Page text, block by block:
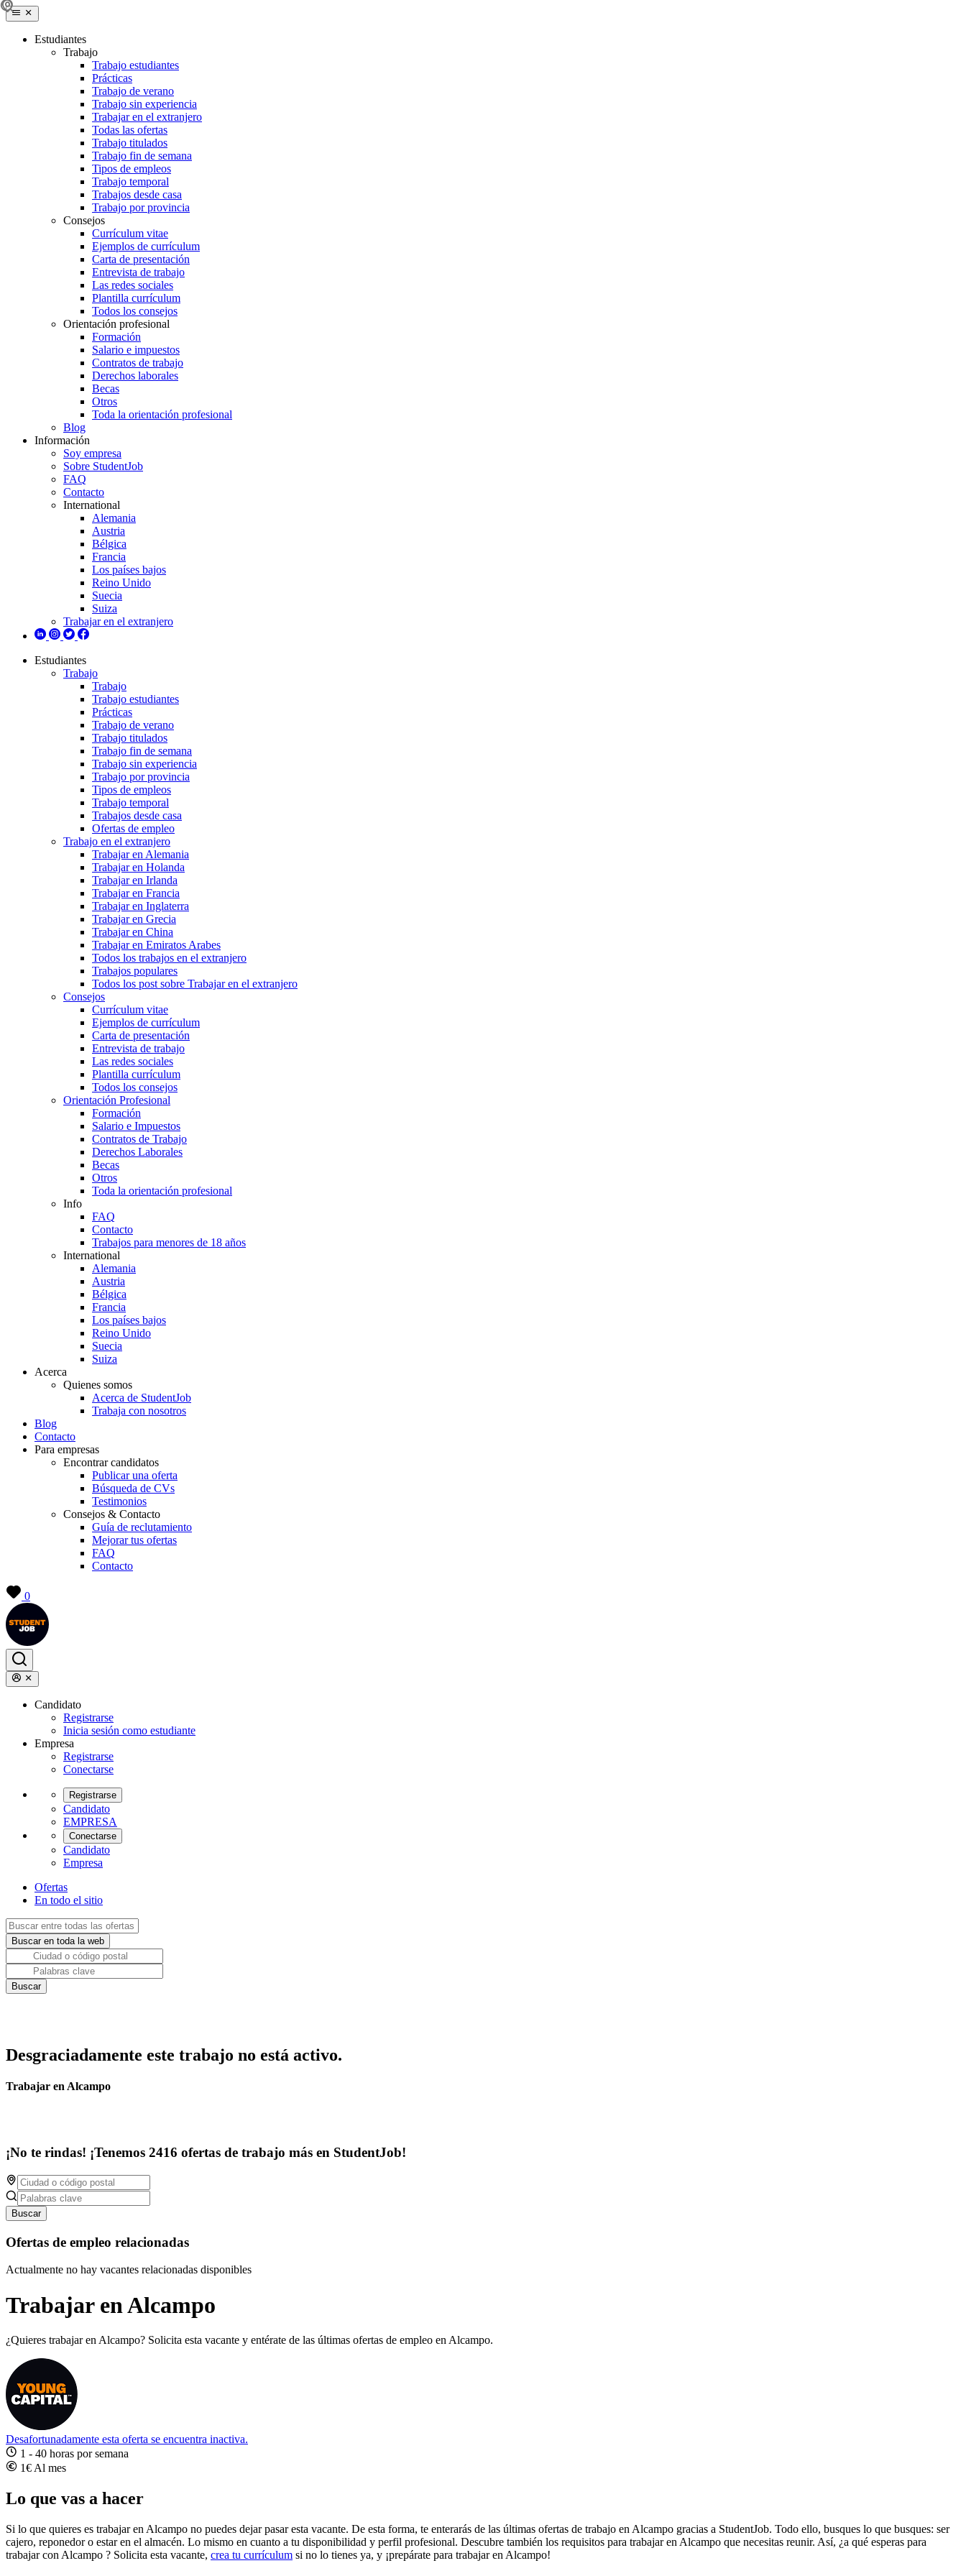
Estudiantes
Trabajo
Trabajo estudiantes
Prácticas
Trabajo de verano
Trabajo sin experiencia
Trabajar en el extranjero
Todas las ofertas
Trabajo titulados
Trabajo fin de semana
Tipos de empleos
Trabajo temporal
Trabajos desde casa
Trabajo por provincia
Consejos
Currículum vitae
Ejemplos de currículum
Carta de presentación
Entrevista de trabajo
Las redes sociales
Plantilla currículum
Todos los consejos
Orientación profesional
Formación
Salario e impuestos
Contratos de trabajo
Derechos laborales
Becas
Otros
Toda la orientación profesional
Blog
Información
Soy empresa
Sobre StudentJob
FAQ
Contacto
International
Alemania
Austria
Bélgica
Francia
Los países bajos
Reino Unido
Suecia
Suiza
Trabajar en el extranjero
Estudiantes
Trabajo
Trabajo
Trabajo estudiantes
Prácticas
Trabajo de verano
Trabajo titulados
Trabajo fin de semana
Trabajo sin experiencia
Trabajo por provincia
Tipos de empleos
Trabajo temporal
Trabajos desde casa
Ofertas de empleo
Trabajo en el extranjero
Trabajar en Alemania
Trabajar en Holanda
Trabajar en Irlanda
Trabajar en Francia
Trabajar en Inglaterra
Trabajar en Grecia
Trabajar en China
Trabajar en Emiratos Arabes
Todos los trabajos en el extranjero
Trabajos populares
Todos los post sobre Trabajar en el extranjero
Consejos
Currículum vitae
Ejemplos de currículum
Carta de presentación
Entrevista de trabajo
Las redes sociales
Plantilla currículum
Todos los consejos
Orientación Profesional
Formación
Salario e Impuestos
Contratos de Trabajo
Derechos Laborales
Becas
Otros
Toda la orientación profesional
Info
FAQ
Contacto
Trabajos para menores de 18 años
International
Alemania
Austria
Bélgica
Francia
Los países bajos
Reino Unido
Suecia
Suiza
Acerca
Quienes somos
Acerca de StudentJob
Trabaja con nosotros
Blog
Contacto
Para empresas
Encontrar candidatos
Publicar una oferta
Búsqueda de CVs
Testimonios
Consejos & Contacto
Guía de reclutamiento
Mejorar tus ofertas
FAQ
Contacto
0
Candidato
Registrarse
Inicia sesión como estudiante
Empresa
Registrarse
Conectarse
Registrarse
Candidato
EMPRESA
Conectarse
Candidato
Empresa
Ofertas
En todo el sitio
Desgraciadamente este trabajo no está activo.
Trabajar en Alcampo
¡No te rindas! ¡Tenemos 2416 ofertas de trabajo más en StudentJob!
Buscar
Ofertas de empleo relacionadas
Actualmente no hay vacantes relacionadas disponibles
Trabajar en Alcampo
¿Quieres trabajar en Alcampo? Solicita esta vacante y entérate de las últimas ofertas de empleo en Alcampo.
Desafortunadamente esta oferta se encuentra inactiva.
1 - 40 horas por semana
1€ Al mes
Lo que vas a hacer
Si lo que quieres es trabajar en Alcampo no puedes dejar pasar esta vacante. De esta forma, te enterarás de las últimas ofertas de trabajo en Alcampo gracias a StudentJob. Todo ello, busques lo que busques: ser
cajero, reponedor o estar en el almacén. Lo mismo en cuanto a tu disponibilidad y perfil profesional. Descubre también los requisitos para trabajar en Alcampo que necesitas reunir. Así, ¿a qué esperas para
trabajar con Alcampo ? Solicita esta vacante, crea tu currículum si no lo tienes ya, y ¡prepárate para trabajar en Alcampo!